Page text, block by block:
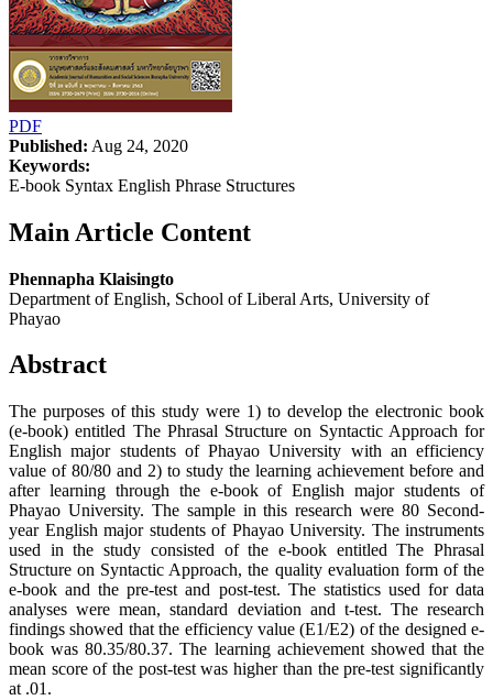
PDF
Published: Aug 24, 2020
Keywords:
E-book Syntax English Phrase Structures
Main Article Content
Phennapha Klaisingto
Department of English, School of Liberal Arts, University of
Phayao
Abstract
The purposes of this study were 1) to develop the electronic book
(e-book) entitled The Phrasal Structure on Syntactic Approach for
English major students of Phayao University with an efficiency
value of 80/80 and 2) to study the learning achievement before and
after learning through the e-book of English major students of
Phayao University. The sample in this research were 80 Second-
year English major students of Phayao University. The instruments
used in the study consisted of the e-book entitled The Phrasal
Structure on Syntactic Approach, the quality evaluation form of the
e-book and the pre-test and post-test. The statistics used for data
analyses were mean, standard deviation and t-test. The research
findings showed that the efficiency value (E1/E2) of the designed e-
book was 80.35/80.37. The learning achievement showed that the
mean score of the post-test was higher than the pre-test significantly
at .01.